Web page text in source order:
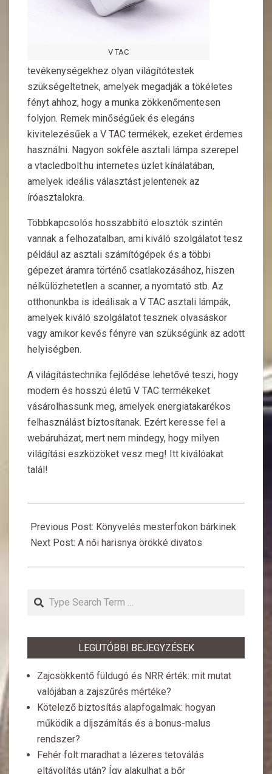
V TAC
tevékenységekhez olyan világítótestek
szükségeltetnek, amelyek megadják a tökéletes
fényt ahhoz, hogy a munka zökkenőmentesen
folyjon. Remek minőségűek és elegáns
kivitelezésűek a V TAC termékek, ezeket érdemes
használni. Nagyon sokféle asztali lámpa szerepel
a vtacledbolt.hu internetes üzlet kínálatában,
amelyek ideális választást jelentenek az
íróasztalokra.
Többkapcsolós hosszabbító elosztók szintén
vannak a felhozatalban, ami kiváló szolgálatot tesz
például az asztali számítógépek és a többi
gépezet áramra történő csatlakozásához, hiszen
nélkülözhetetlen a scanner, a nyomtató stb. Az
otthonunkba is ideálisak a V TAC asztali lámpák,
amelyek kiváló szolgálatot tesznek olvasáskor
vagy amikor kevés fényre van szükségünk az adott
helyiségben.
A világítástechnika fejlődése lehetővé teszi, hogy
modern és hosszú életű V TAC termékeket
vásárolhassunk meg, amelyek energiatakarékos
felhasználást biztosítanak. Ezért keresse fel a
webáruházat, mert nem mindegy, hogy milyen
világítási eszközöket vesz meg! Itt kiválóakat
talál!
02-
12
Previous Post: Könyvelés mesterfokon bárkinek
Next Post: A női harisnya örökké divatos
Search
LEGUTÓBBI BEJEGYZÉSEK
Zajcsökkentő füldugó és NRR érték: mit mutat
valójában a zajszűrés mértéke?
Kötelező biztosítás alapfogalmak: hogyan
működik a díjszámítás és a bonus-malus
rendszer?
Fehér folt maradhat a lézeres tetoválás
eltávolítás után? Így alakulhat a bőr